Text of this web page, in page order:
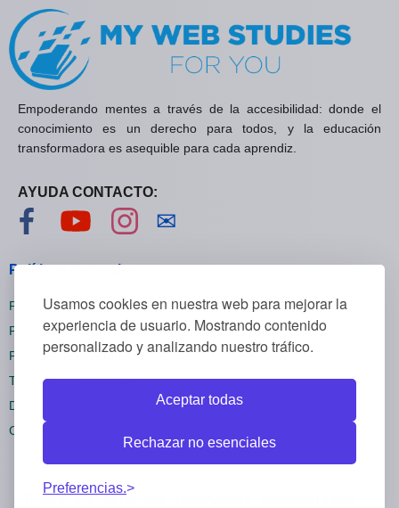
Usamos cookies en nuestra web para mejorar la
experiencia de usuario. Mostrando contenido
personalizado y analizando nuestro tráfico.
Aceptar todas
Rechazar no esenciales
Preferencias.
Empoderando mentes a través de la accesibilidad: donde el
conocimiento es un derecho para todos, y la educación
transformadora es asequible para cada aprendiz.
AYUDA CONTACTO:
Visítanos en Facebook
Visítanos en YouTube
Visítanos en Instagram
✉
Políticas generales
Políticas de privacidad
Políticas de cookies
Políticas de reembolsos
Términos y condiciones
Darse de baja
Configuración cookies
Todos los derechos reservados Mywebstudies ©